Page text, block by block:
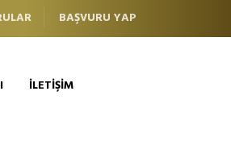
BAŞVURU YAP
İLETİŞİM